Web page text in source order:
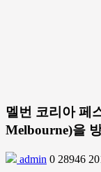
멜번 코리아 페
Melbourne)을
admin 0 28946